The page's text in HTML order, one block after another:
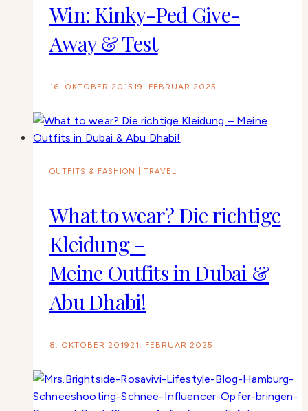
Win: Kinky-Ped Give-
Away & Test
16. OKTOBER 2015 19. FEBRUAR 2025
OUTFITS & FASHION TRAVEL
What to wear? Die richtige
Kleidung –
Meine Outfits in Dubai &
Abu Dhabi!
8. OKTOBER 2019 21. FEBRUAR 2025